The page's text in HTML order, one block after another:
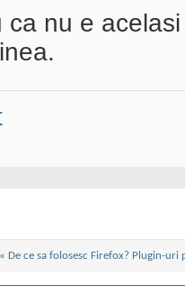
ca nu e
« De ce sa folosesc Firefox? Plugin-uri